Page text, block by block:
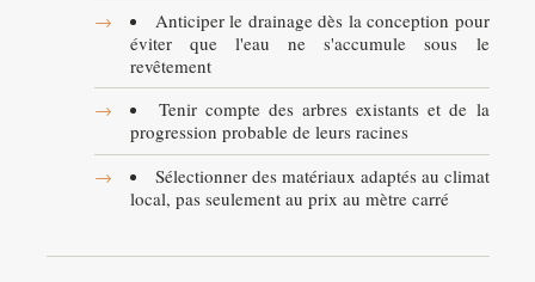
Anticiper le drainage dès la conception pour
éviter que l'eau ne s'accumule sous le
revêtement
Tenir compte des arbres existants et de la
progression probable de leurs racines
Sélectionner des matériaux adaptés au climat
local, pas seulement au prix au mètre carré